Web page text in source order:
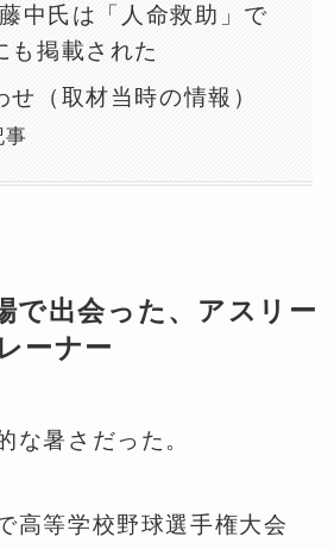
中氏は「人命救助」で
も掲載された
せ（取材当時の情報）
事
で出会った、アスリー
ーナー
な暑さだった。
高等学校野球選手権大会